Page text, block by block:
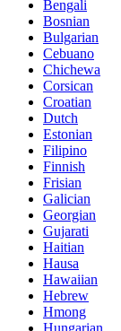
Bengali
Bosnian
Bulgarian
Cebuano
Chichewa
Corsican
Croatian
Dutch
Estonian
Filipino
Finnish
Frisian
Galician
Georgian
Gujarati
Haitian
Hausa
Hawaiian
Hebrew
Hmong
Hungarian